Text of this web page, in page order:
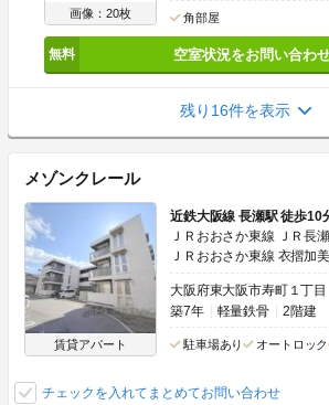
画像：20枚 角部屋
空室状況をお問い合わ
残り16件を表示
メゾンクレール
賃貸アパート
近鉄大阪線 長瀬駅 徒歩10
ＪＲおおさか東線 ＪＲ長
ＪＲおおさか東線 衣摺加
大阪府東大阪市寿町１丁目
築7年
軽量鉄骨 2階建
駐車場あり オートロック
チェックを入れてまとめてお問い合わせ